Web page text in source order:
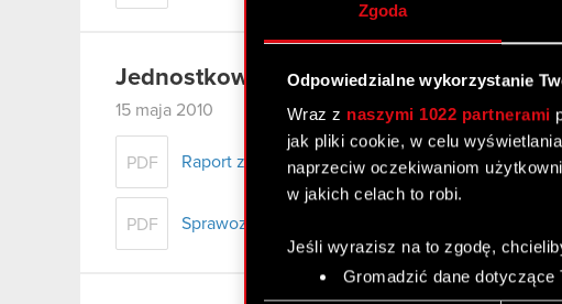
Zgoda
Odpowiedzialne wykorzystanie
Wraz z naszymi 1022 partnerami
jak pliki cookie, w celu
naprzeciw oczekiwaniom
w jakich celach to robi.
Jeśli wyrazisz na to zgodę,
Gromadzić dane dotyczące
Jednostkowy raport – 1 kw. 2010
15 maja 2010
PDF Raport za 1 kwartał 2010 r.
PDF Sprawozdanie finansowe